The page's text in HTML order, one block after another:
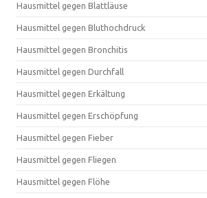
Hausmittel gegen Blattläuse
Hausmittel gegen Bluthochdruck
Hausmittel gegen Bronchitis
Hausmittel gegen Durchfall
Hausmittel gegen Erkältung
Hausmittel gegen Erschöpfung
Hausmittel gegen Fieber
Hausmittel gegen Fliegen
Hausmittel gegen Flöhe